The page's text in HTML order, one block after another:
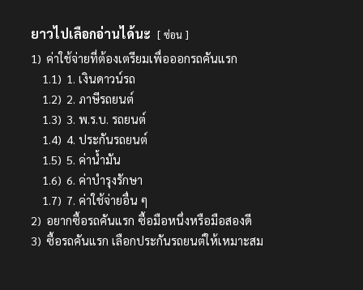
ยาวไปเลือกอ่านได้นะ ซ่อน
1) ค่าใช้จ่ายที่ต้องเตรียมเพื่อออกรถคันแรก
1.1) 1. เงินดาวน์รถ
1.2) 2. ภาษีรถยนต์
1.3) 3. พ.ร.บ. รถยนต์
1.4) 4. ประกันรถยนต์
1.5) 5. ค่าน้ำมัน
1.6) 6. ค่าบำรุงรักษา
1.7) 7. ค่าใช้จ่ายอื่น ๆ
2) อยากซื้อรถคันแรก ซื้อมือหนึ่งหรือมือสองดี
3) ซื้อรถคันแรก เลือกประกันรถยนต์ให้เหมาะสม